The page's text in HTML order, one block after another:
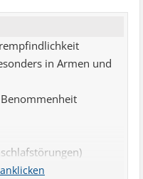
in Armen und